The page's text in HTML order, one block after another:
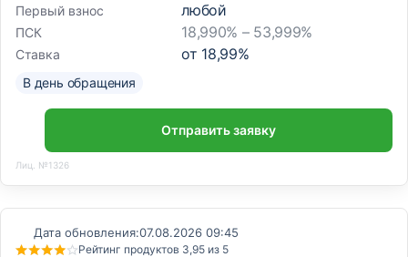
Первый взнос любой
ПСК 18,990% – 53,999%
Ставка от 18,99%
В день обращения
Отправить заявку
Лиц. №1326
Дата обновления:07.08.2026 09:45
Рейтинг продуктов 3,95 из 5